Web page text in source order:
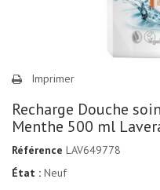
Imprimer
Recharge Douche
Menthe 500 ml
Référence LAV649778
État : Neuf